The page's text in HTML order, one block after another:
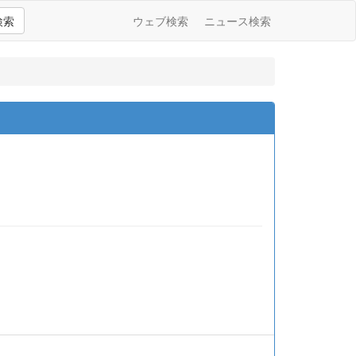
索 ウェブ検索 ニュース検索